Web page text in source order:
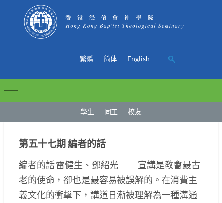
繁體 简体 English
學生 同工 校友
第五十七期 編者的話
編者的話 雷健生、鄧紹光 宣講是教會最古
老的使命，卻也是最容易被誤解的。在消費主
義文化的衝擊下，講道日漸被理解為一種溝通